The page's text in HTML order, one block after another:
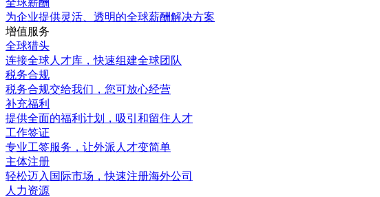
全球薪酬
为企业提供灵活、透明的全球薪酬解决方案
增值服务
全球猎头
连接全球人才库，快速组建全球团队
税务合规
税务合规交给我们，您可放心经营
补充福利
提供全面的福利计划，吸引和留住人才
工作签证
专业工签服务，让外派人才变简单
主体注册
轻松迈入国际市场，快速注册海外公司
人力资源